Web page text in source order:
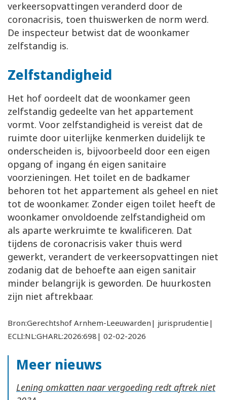
verkeersopvattingen veranderd door de
coronacrisis, toen thuiswerken de norm werd.
De inspecteur betwist dat de woonkamer
zelfstandig is.
Zelfstandigheid
Het hof oordeelt dat de woonkamer geen
zelfstandig gedeelte van het appartement
vormt. Voor zelfstandigheid is vereist dat de
ruimte door uiterlijke kenmerken duidelijk te
onderscheiden is, bijvoorbeeld door een eigen
opgang of ingang én eigen sanitaire
voorzieningen. Het toilet en de badkamer
behoren tot het appartement als geheel en niet
tot de woonkamer. Zonder eigen toilet heeft de
woonkamer onvoldoende zelfstandigheid om
als aparte werkruimte te kwalificeren. Dat
tijdens de coronacrisis vaker thuis werd
gewerkt, verandert de verkeersopvattingen niet
zodanig dat de behoefte aan eigen sanitair
minder belangrijk is geworden. De huurkosten
zijn niet aftrekbaar.
Bron:Gerechtshof Arnhem-Leeuwarden| jurisprudentie|
ECLI:NL:GHARL:2026:698| 02-02-2026
Meer nieuws
Lening omkatten naar vergoeding redt aftrek niet